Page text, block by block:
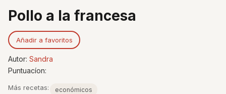
Pollo a la francesa
Añadir a favoritos
Autor: Sandra
Puntuacíon:
Más recetas: económicos